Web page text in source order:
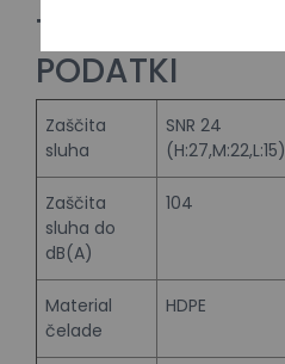
na
galerije
slik
na
galerije
slik
TEHNIČNI
PODATKI
Zaščita
sluha
SNR 24
(H:27,M:22,L:15)
Zaščita
sluha do
dB(A)
104
Material
čelade
HDPE